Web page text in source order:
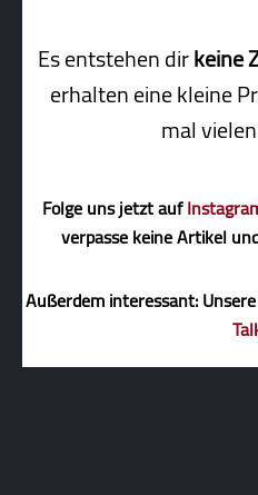
Es entstehen dirkeine
erhalten eine kleine
mal
Folge uns jetzt auf
verpasse keine Artikel
Außerdem interessant: